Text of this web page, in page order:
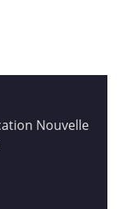
Nouvelle